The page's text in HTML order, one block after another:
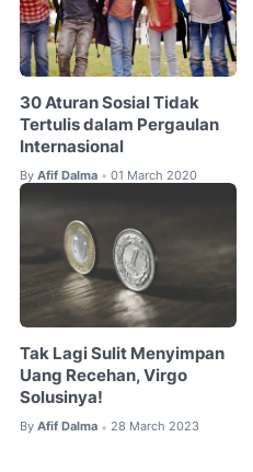
30 Aturan Sosial Tidak
Tertulis dalam Pergaulan
Internasional
By Afif Dalma • 01 March 2020
Tak Lagi Sulit Menyimpan
Uang Recehan, Virgo
Solusinya!
By Afif Dalma • 28 March 2023